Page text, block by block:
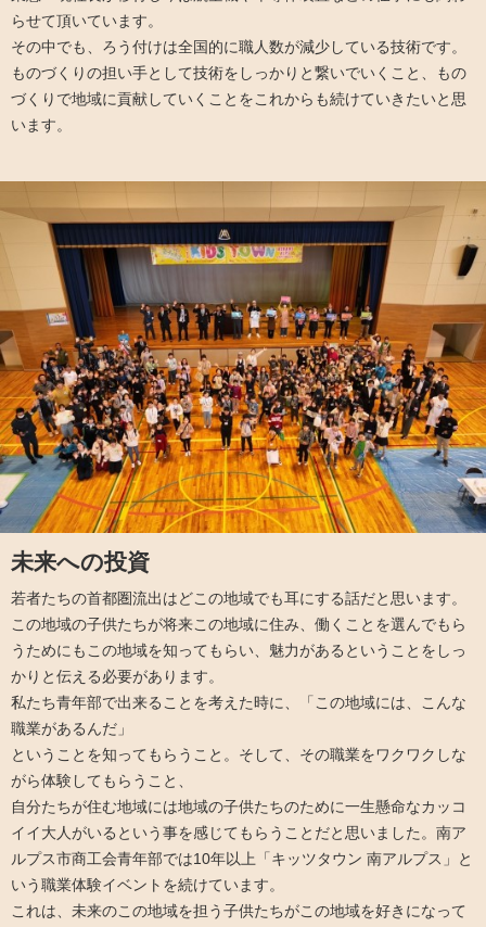
らせて頂いています。
その中でも、ろう付けは全国的に職人数が減少している技術です。
ものづくりの担い手として技術をしっかりと繋いでいくこと、もの
づくりで地域に貢献していくことをこれからも続けていきたいと思
います。
未来への投資
若者たちの首都圏流出はどこの地域でも耳にする話だと思います。
この地域の子供たちが将来この地域に住み、働くことを選んでもら
うためにもこの地域を知ってもらい、魅力があるということをしっ
かりと伝える必要があります。
私たち青年部で出来ることを考えた時に、「この地域には、こんな
職業があるんだ」
ということを知ってもらうこと。そして、その職業をワクワクしな
がら体験してもらうこと、
自分たちが住む地域には地域の子供たちのために一生懸命なカッコ
イイ大人がいるという事を感じてもらうことだと思いました。南ア
ルプス市商工会青年部では10年以上「キッツタウン 南アルプス」と
いう職業体験イベントを続けています。
これは、未来のこの地域を担う子供たちがこの地域を好きになって